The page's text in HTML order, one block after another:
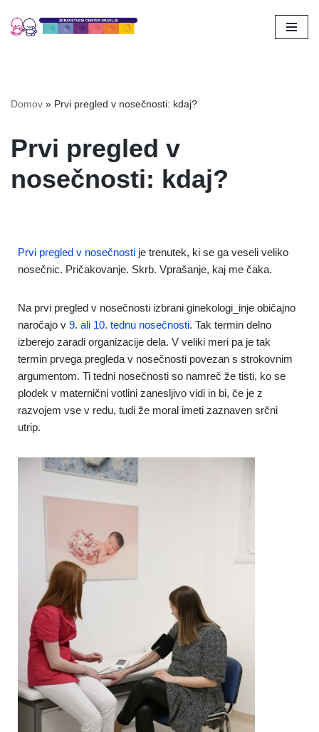
Skoči
Domov » Prvi pregled v nosečnosti: kdaj?
Prvi pregled v
nosečnosti: kdaj?
Prvi pregled v nosečnosti je trenutek, ki se ga veseli veliko
nosečnic. Pričakovanje. Skrb. Vprašanje, kaj me čaka.
Na prvi pregled v nosečnosti izbrani ginekologi_inje običajno
naročajo v 9. ali 10. tednu nosečnosti. Tak termin delno
izberejo zaradi organizacije dela. V veliki meri pa je tak
termin prvega pregleda v nosečnosti povezan s strokovnim
argumentom. Ti tedni nosečnosti so namreč že tisti, ko se
plodek v maternični votlini zanesljivo vidi in bi, če je z
razvojem vse v redu, tudi že moral imeti zaznaven srčni
utrip.